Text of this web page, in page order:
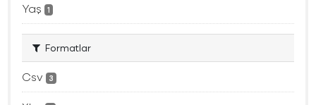
Yaş 1
Formatlar
Csv 3